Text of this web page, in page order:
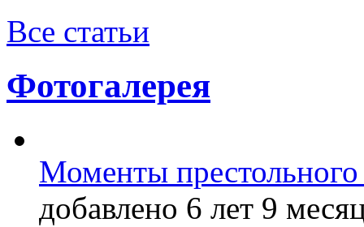
Все статьи
Фотогалерея
Моменты
добавлено 6 лет 9